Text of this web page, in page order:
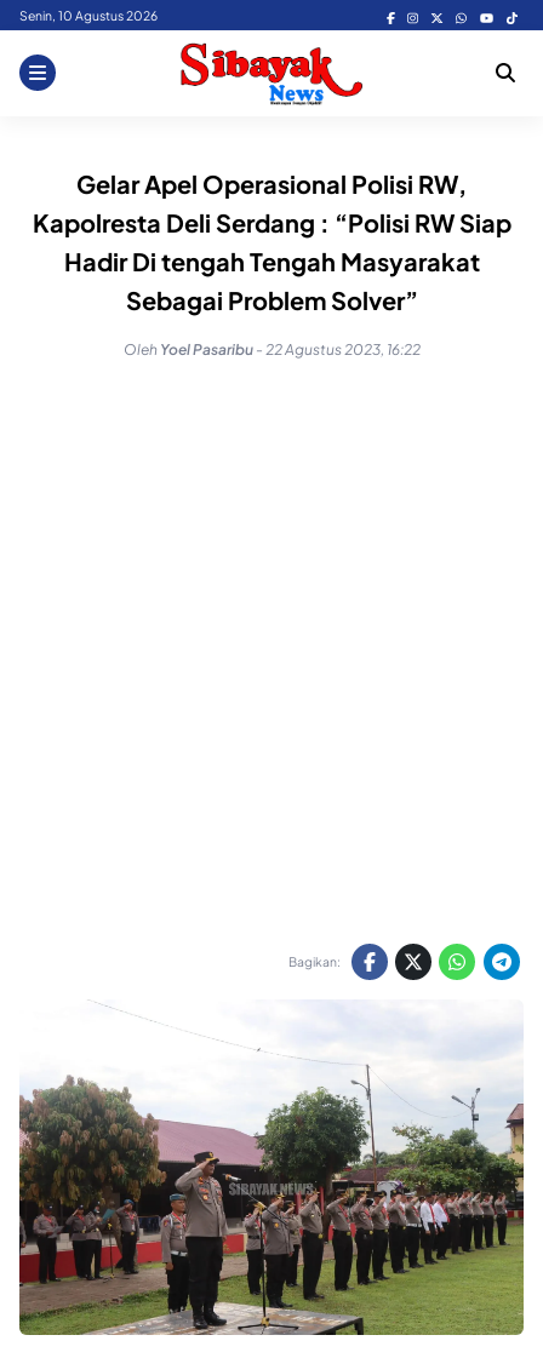
Skip
content
Senin, 10 Agustus 2026
Gelar Apel Operasional Polisi RW,
Kapolresta Deli Serdang : “Polisi RW Siap
Hadir Di tengah Tengah Masyarakat
Sebagai Problem Solver”
Oleh Yoel Pasaribu - 22 Agustus 2023, 16:22
Bagikan: